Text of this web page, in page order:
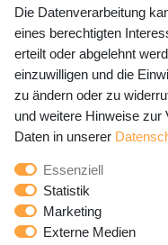
Newsletter
E-MAIL **
Newsletter
Honig
Hiermit bestätige ich,
gelesen habe. Meine
widerrufen.**
Die Datenverarbeitung
eines berechtigten
erteilt oder abgelehnt
einzuwilligen und die
zu ändern oder zu
und weitere Hinweise zur
Daten in unserer
Essenziell
Statistik
Marketing
Externe Medien